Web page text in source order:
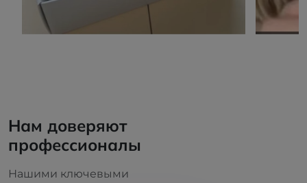
Нам доверяют
профессионалы
Нашими ключевыми